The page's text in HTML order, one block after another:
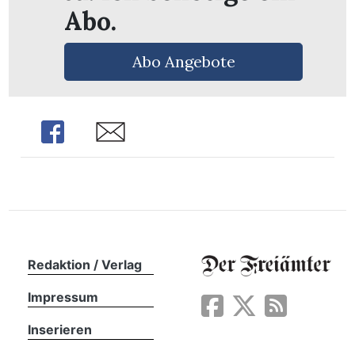
Abo.
Abo Angebote
Share Share
Redaktion / Verlag
Impressum
Inserieren